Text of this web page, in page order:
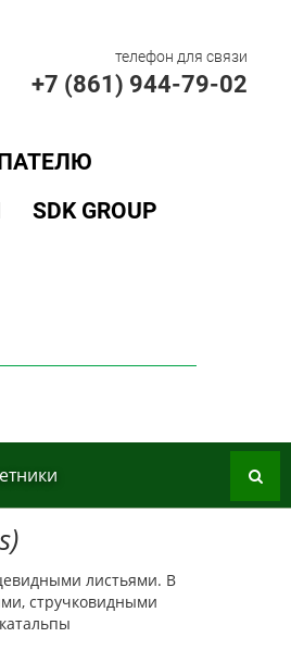
телефон для связи
+7 (861) 944-79-02
SDK GROUP
листьями. В
стручковидными